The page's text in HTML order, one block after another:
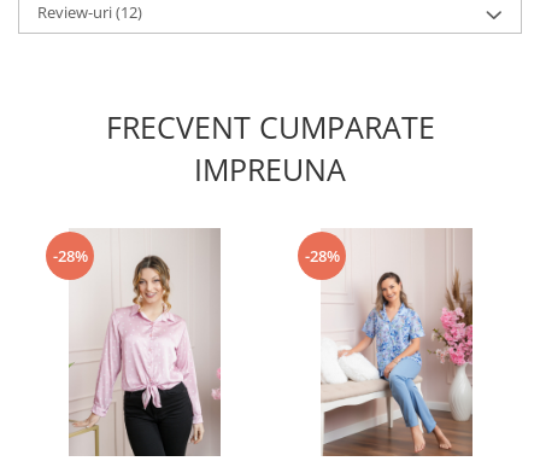
Review-uri(12)
FRECVENT CUMPARATE
IMPREUNA
-28% -28%